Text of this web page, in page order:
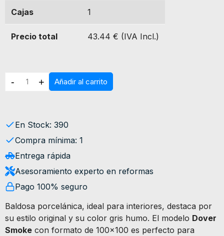
Cajas 1
Precio total 43.44 € (IVA Incl.)
- + Añadir al carrito
En Stock: 390
Compra mínima: 1
Entrega rápida
Asesoramiento experto en reformas
Pago 100% seguro
Baldosa porcelánica, ideal para interiores, destaca por
su estilo original y su color gris humo. El modelo Dover
Smoke con formato de 100x100 es perfecto para